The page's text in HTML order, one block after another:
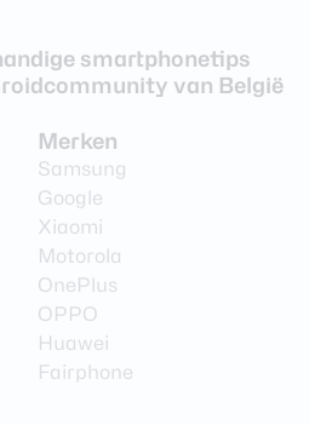
smartphonetips
van België
Merken
Samsung
Google
Xiaomi
Motorola
OnePlus
OPPO
Huawei
Fairphone